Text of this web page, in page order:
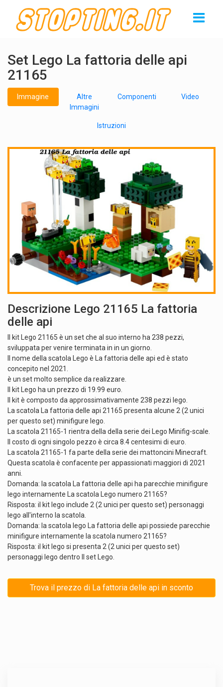
Set Lego La fattoria delle api
21165
Immagine
Altre
Immagini
Componenti Video
Istruzioni
Descrizione Lego 21165 La fattoria
delle api
Il kit Lego 21165 è un set che al suo interno ha 238 pezzi,
sviluppata per venire terminata in in un giorno.
Il nome della scatola Lego è La fattoria delle api ed è stato
concepito nel 2021.
è un set molto semplice da realizzare.
Il kit Lego ha un prezzo di 19.99 euro.
Il kit è composto da approssimativamente 238 pezzi lego.
La scatola La fattoria delle api 21165 presenta alcune 2 (2 unici
per questo set) minifigure lego.
La scatola 21165-1 rientra della della serie dei Lego Minifig-scale.
Il costo di ogni singolo pezzo è circa 8.4 centesimi di euro.
La scatola 21165-1 fa parte della serie dei mattoncini Minecraft.
Questa scatola è confacente per appassionati maggiori di 2021
anni.
Domanda: la scatola La fattoria delle api ha parecchie minifigure
lego internamente La scatola Lego numero 21165?
Risposta: il kit lego include 2 (2 unici per questo set) personaggi
lego all'interno la scatola.
Domanda: la scatola lego La fattoria delle api possiede parecchie
minifigure internamente la scatola numero 21165?
Risposta: il kit lego si presenta 2 (2 unici per questo set)
personaggi lego dentro Il set Lego.
Trova il prezzo di La fattoria delle api in sconto